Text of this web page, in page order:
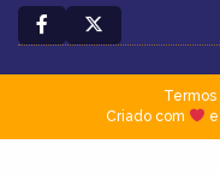
Termos|
Criado com
e